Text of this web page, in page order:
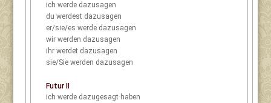
ich werde dazusagen
du werdest dazusagen
er/sie/es werde dazusagen
wir werden dazusagen
ihr werdet dazusagen
sie/Sie werden dazusagen
Futur II
ich
werde dazugesagt haben